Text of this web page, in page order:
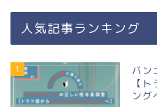
人気記事ランキング
1
バン
【
ング